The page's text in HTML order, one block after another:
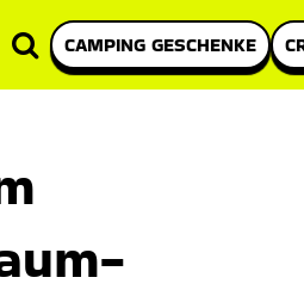
CAMPING GESCHENKE